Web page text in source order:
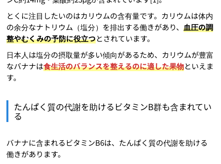
とくに注目したいのはカリウムの含有量です。カリウムは体内
の余分なナトリウム（塩分）を排出する働きがあり、血圧の調
整やむくみの予防に役立つとされています。
日本人は塩分の摂取量が多い傾向があるため、カリウムが豊富
なバナナは食生活のバランスを整えるのに適した果物といえま
す。
たんぱく質の代謝を助けるビタミンB群も含まれてい
る
バナナに含まれるビタミンB6は、たんぱく質の代謝を助ける
働きがあります。